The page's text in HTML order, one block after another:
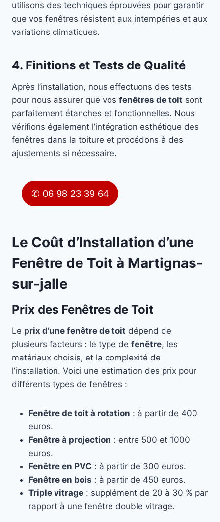
utilisons des techniques éprouvées pour garantir
que vos fenêtres résistent aux intempéries et aux
variations climatiques.
4. Finitions et Tests de Qualité
Après l’installation, nous effectuons des tests
pour nous assurer que vos fenêtres de toit sont
parfaitement étanches et fonctionnelles. Nous
vérifions également l’intégration esthétique des
fenêtres dans la toiture et procédons à des
ajustements si nécessaire.
✆ 06 98 23 39 64
Le Coût d’Installation d’une
Fenêtre de Toit à Martignas-
sur-jalle
Prix des Fenêtres de Toit
Le prix d’une fenêtre de toit dépend de
plusieurs facteurs : le type de fenêtre, les
matériaux choisis, et la complexité de
l’installation. Voici une estimation des prix pour
différents types de fenêtres :
Fenêtre de toit à rotation : à partir de 400
euros.
Fenêtre à projection : entre 500 et 1000
euros.
Fenêtre en PVC : à partir de 300 euros.
Fenêtre en bois : à partir de 450 euros.
Triple vitrage : supplément de 20 à 30 % par
rapport à une fenêtre double vitrage.